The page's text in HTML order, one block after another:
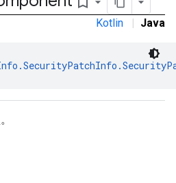
Kotlin | Java